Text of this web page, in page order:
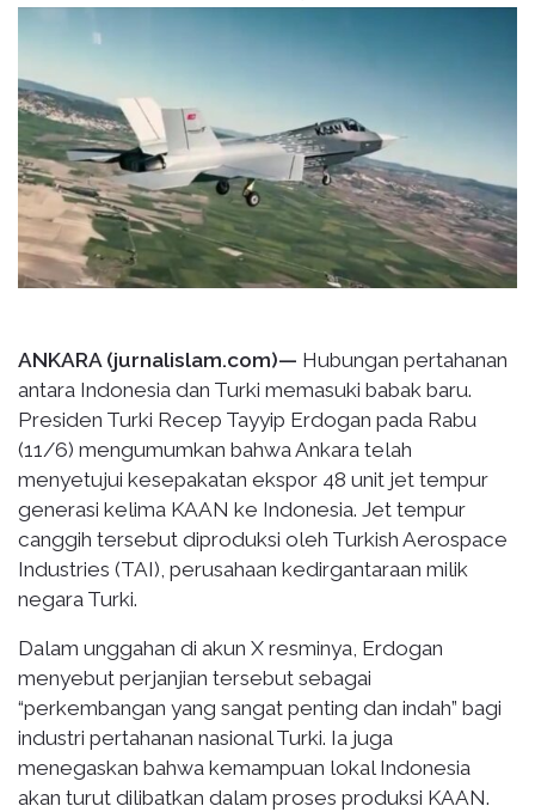
ANKARA (jurnalislam.com)— Hubungan pertahanan
antara Indonesia dan Turki memasuki babak baru.
Presiden Turki Recep Tayyip Erdogan pada Rabu
(11/6) mengumumkan bahwa Ankara telah
menyetujui kesepakatan ekspor 48 unit jet tempur
generasi kelima KAAN ke Indonesia. Jet tempur
canggih tersebut diproduksi oleh Turkish Aerospace
Industries (TAI), perusahaan kedirgantaraan milik
negara Turki.
Dalam unggahan di akun X resminya, Erdogan
menyebut perjanjian tersebut sebagai
“perkembangan yang sangat penting dan indah” bagi
industri pertahanan nasional Turki. Ia juga
menegaskan bahwa kemampuan lokal Indonesia
akan turut dilibatkan dalam proses produksi KAAN.